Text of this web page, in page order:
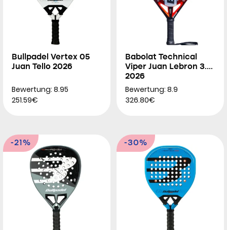
Bullpadel Vertex 05
Juan Tello 2026
Bewertung: 8.95
251.59€
Babolat Technical
Viper Juan Lebron 3.0
2026
Bewertung: 8.9
326.80€
-21% -30%